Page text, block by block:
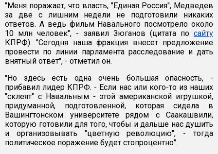
"Меня поражает, что власть, "Единая Россия", Медведев
за две с лишним недели не подготовили никаких
ответов. А ведь фильм Навального посмотрело около
10 млн человек", - заявил Зюганов (цитата по сайту
КПРФ). "Сегодня наша фракция внесет предложение
провести по линии парламента расследование и дать
внятный ответ", - отметил он.
"Но здесь есть одна очень большая опасность, -
прибавил лидер КПРФ. - Если нас или кого-то из наших
"склеят" с Навальным - этой американской игрушкой,
придуманной, подготовленной, которая сидела в
Вашингтонском университете рядом с Саакашвили,
которую готовили для того, чтобы и дальше нас душить
и организовывать "цветную революцию", - тогда
политическое поражение будет стопроцентно".